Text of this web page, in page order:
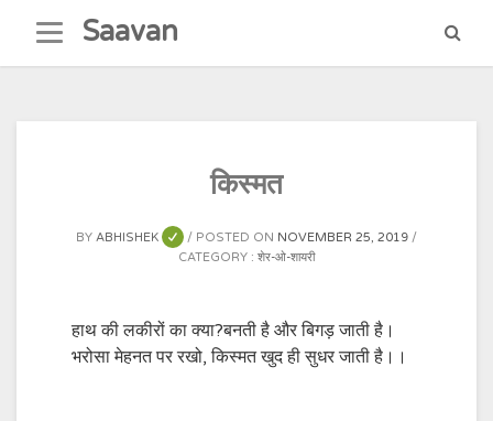
content
Saavan
किस्मत
BYABHISHEK POSTED ON NOVEMBER 25, 2019
CATEGORY : शेर-ओ-शायरी
हाथ की लकीरों का क्या?बनती है और बिगड़ जाती है।
भरोसा मेहनत पर रखो, किस्मत खुद ही सुधर जाती है।।